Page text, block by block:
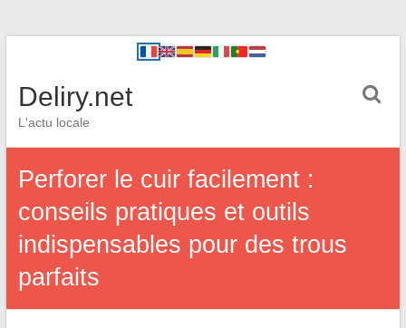
Deliry.net
L'actu locale
Perforer le cuir facilement :
conseils pratiques et outils
indispensables pour des trous
parfaits